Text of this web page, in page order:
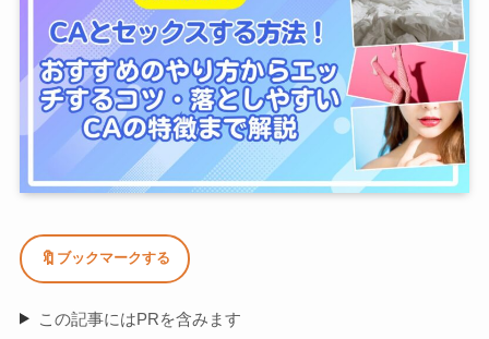
🔖 ブックマークする
この記事にはPRを含みます